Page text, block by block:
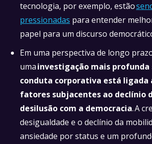
tecnologia, por exemplo, estão
pressionadas para entender
papel para um discurso
Em uma perspectiva de longo
umainvestigação mais profunda
conduta corporativa está ligada
fatores subjacentes ao declínio
desilusão com a democracia. A
desigualdade e o declínio da
ansiedade por status e um